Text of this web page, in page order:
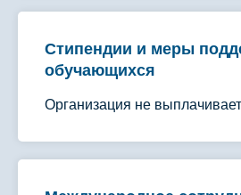
Стипендии и меры
обучающихся
Организация не